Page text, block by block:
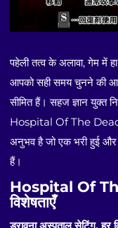
पहेली तत्व के अलावा, गेम में
आपको सही समय चुनने की
सीमित हैं। सहज ज्ञान युक्त
Hospital Of The Dead
अनुभव है जो एक भरी हुई और
हैं।
Hospital Of
विशेषताएँ